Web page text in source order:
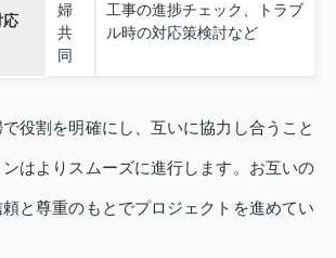
応
婦
共
同
工事の進捗チェック、トラブ
ル時の対応策検討など
役割を明確にし、互いに協力し合うこと
はよりスムーズに進行します。お互いの
と尊重のもとでプロジェクトを進めてい